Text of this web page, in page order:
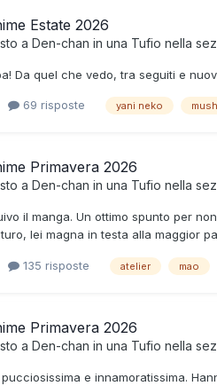
Estate 2026
a Den-chan in una Tufio nella
Da quel che vedo, tra seguiti e
69 risposte yani neko
Primavera 2026
a Den-chan in una Tufio nella
il manga. Un ottimo spunto per
lei magna in testa alla maggior
135 risposte atelier mao
Primavera 2026
a Den-chan in una Tufio nella
e innamoratissima.